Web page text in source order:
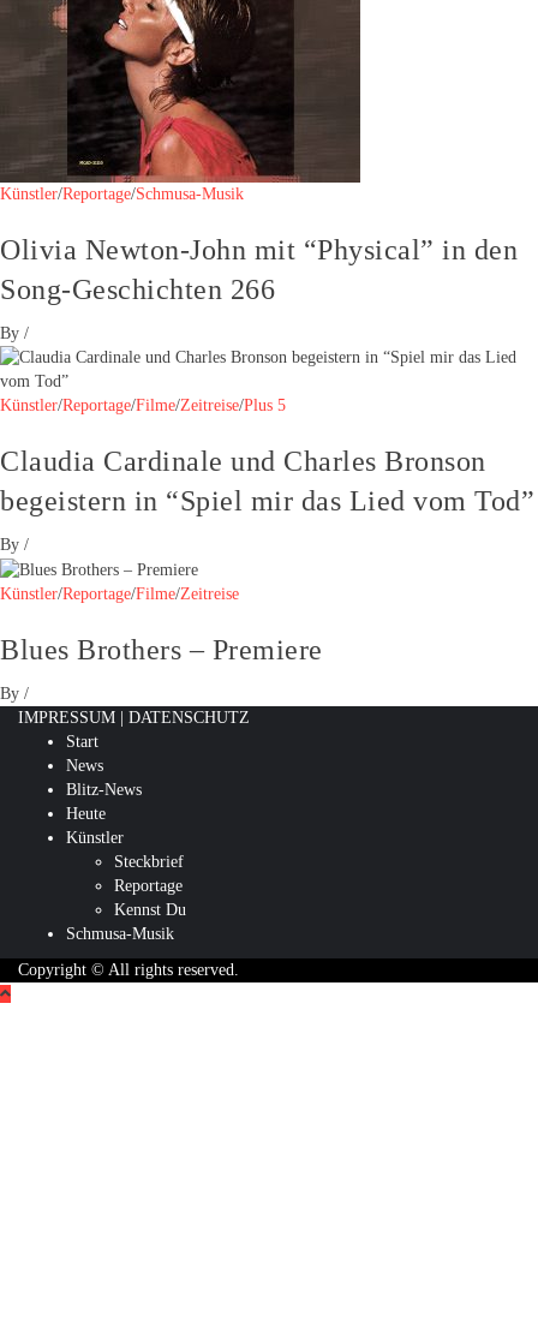
Künstler/Reportage/Schmusa-Musik
Olivia Newton-John mit “Physical” in den
Song-Geschichten 266
By /
Künstler/Reportage/Filme/Zeitreise/Plus 5
Claudia Cardinale und Charles Bronson
begeistern in “Spiel mir das Lied vom Tod”
By /
Künstler/Reportage/Filme/Zeitreise
Blues Brothers – Premiere
By /
IMPRESSUM
DATENSCHUTZ
Start
News
Blitz-News
Heute
Künstler
Steckbrief
Reportage
Kennst Du
Schmusa-Musik
Copyright © All rights reserved.